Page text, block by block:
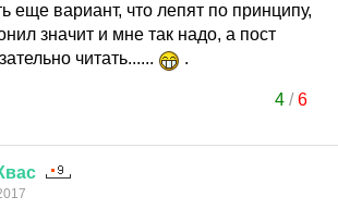
еще вариант, что лепят по принципу,
значит и мне так надо, а пост
читать......
.
4/6